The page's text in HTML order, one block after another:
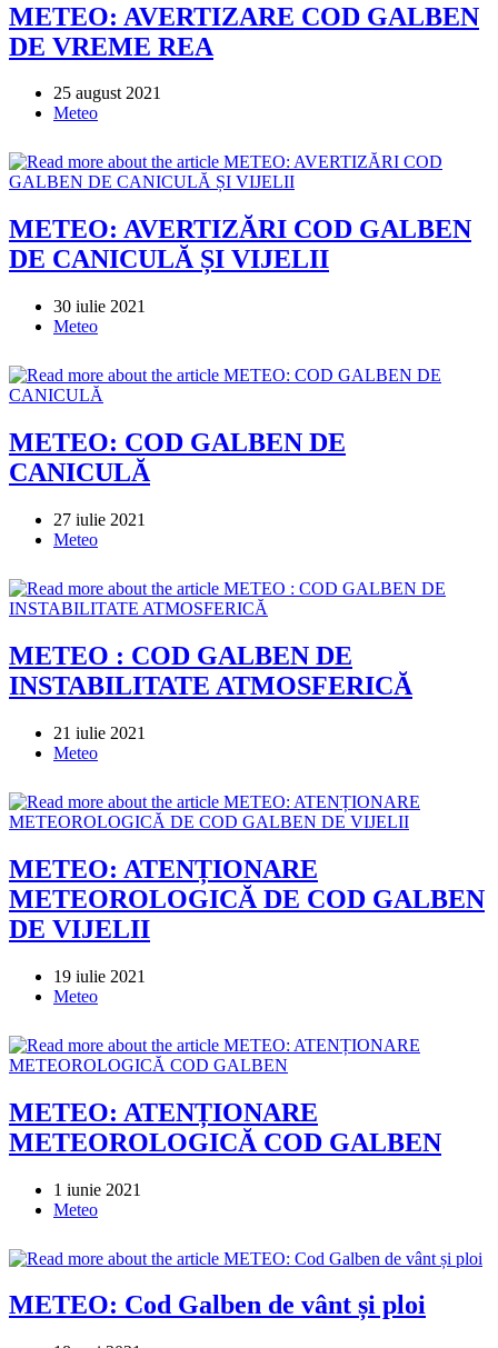
METEO: AVERTIZARE COD GALBEN
DE VREME REA
Post
published:
25 august 2021
Post
Meteo
METEO: AVERTIZĂRI COD GALBEN
DE CANICULĂ ȘI VIJELII
Post
published:
30 iulie 2021
Post
Meteo
METEO: COD GALBEN DE
CANICULĂ
Post
published:
27 iulie 2021
Post
Meteo
METEO : COD GALBEN DE
INSTABILITATE ATMOSFERICĂ
Post
published:
21 iulie 2021
Post
Meteo
METEO: ATENȚIONARE
METEOROLOGICĂ DE COD GALBEN
DE VIJELII
Post
published:
19 iulie 2021
Post
Meteo
METEO: ATENȚIONARE
METEOROLOGICĂ COD GALBEN
Post
published:
1 iunie 2021
Post
Meteo
METEO: Cod Galben de vânt și ploi